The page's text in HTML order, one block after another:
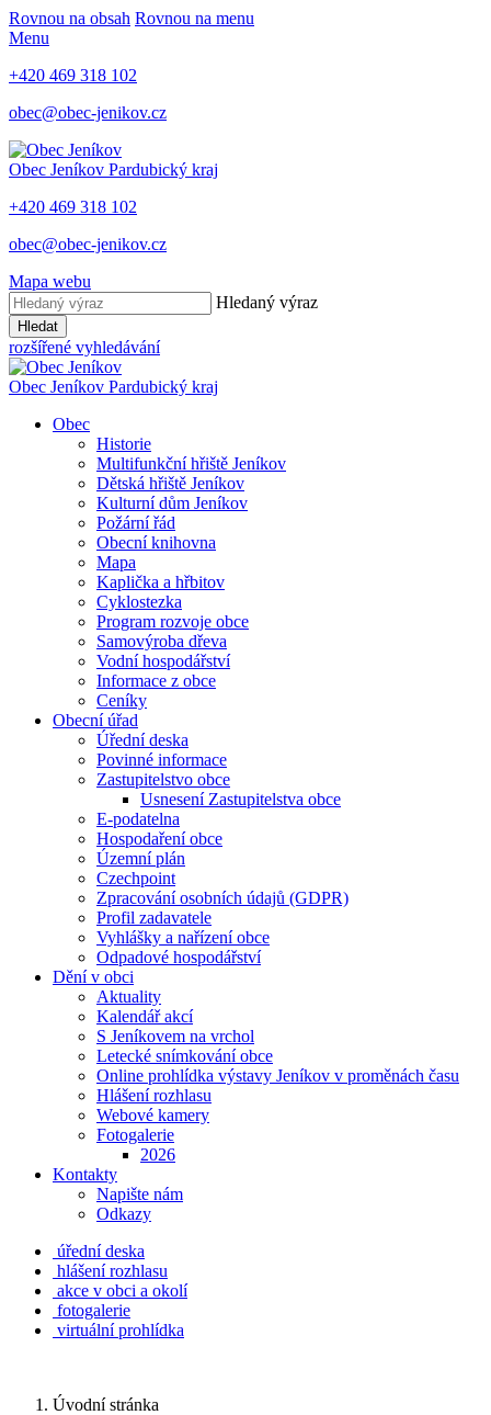
Rovnou na obsah Rovnou na menu
Menu
+420 469 318 102
obec@obec-jenikov.cz
Obec Jeníkov Pardubický kraj
+420 469 318 102
obec@obec-jenikov.cz
Mapa webu
Hledaný výraz
Hledat
rozšířené vyhledávání
Obec Jeníkov Pardubický kraj
Obec
Historie
Multifunkční hřiště Jeníkov
Dětská hřiště Jeníkov
Kulturní dům Jeníkov
Požární řád
Obecní knihovna
Mapa
Kaplička a hřbitov
Cyklostezka
Program rozvoje obce
Samovýroba dřeva
Vodní hospodářství
Informace z obce
Ceníky
Obecní úřad
Úřední deska
Povinné informace
Zastupitelstvo obce
Usnesení Zastupitelstva obce
E-podatelna
Hospodaření obce
Územní plán
Czechpoint
Zpracování osobních údajů (GDPR)
Profil zadavatele
Vyhlášky a nařízení obce
Odpadové hospodářství
Dění v obci
Aktuality
Kalendář akcí
S Jeníkovem na vrchol
Letecké snímkování obce
Online prohlídka výstavy Jeníkov v proměnách času
Hlášení rozhlasu
Webové kamery
Fotogalerie
2026
Kontakty
Napište nám
Odkazy
úřední deska
hlášení rozhlasu
akce v obci a okolí
fotogalerie
virtuální prohlídka
Úvodní stránka